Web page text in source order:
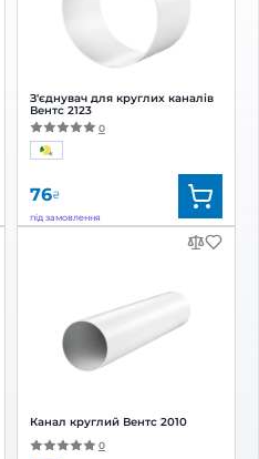
З'єднувач для круглих каналів
Вентс 2123
0
76₴
під замовлення
Вентс
Канал круглий Вентс 2010
0